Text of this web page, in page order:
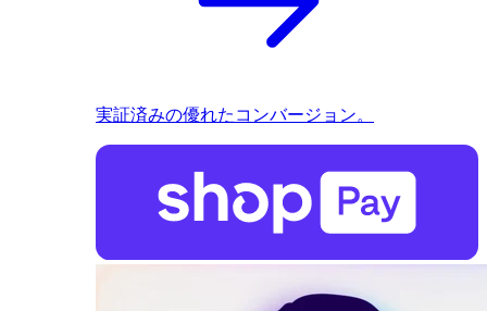
実証済みの優れたコンバージョン。